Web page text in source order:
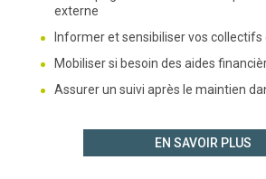
externe
Informer et sensibiliser vos collectifs
Mobiliser si besoin des aides
Assurer un suivi après le maintien
EN SAVOIR PLUS